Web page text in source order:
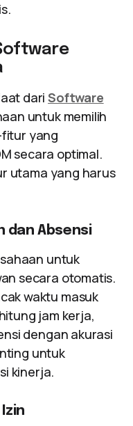
dariSoftware
untuk memilih
yang
secara optimal.
utama yang harus
dan Absensi
untuk
secara otomatis.
waktu masuk
jam kerja,
dengan akurasi
untuk
kinerja.